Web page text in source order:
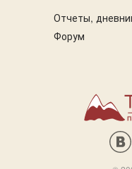
Отчеты,
Форум